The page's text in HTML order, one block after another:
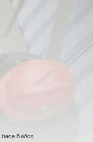
hace 6 años